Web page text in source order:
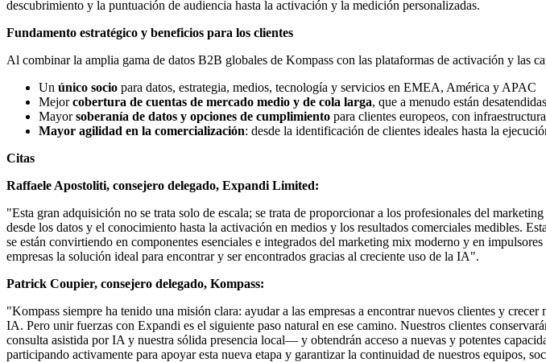
descubrimiento y la puntuación de audiencia hasta la activación y la medición personalizadas.
Fundamento estratégico y beneficios para los clientes
Al combinar la amplia gama de datos B2B globales de Kompass con las plataformas de activación y las
Un único socio para datos, estrategia, medios, tecnología y servicios en EMEA, América y APAC
Mejorcobertura de cuentas de mercado medio y de cola larga, que a menudo están
Mayorsoberanía de datos y opciones de cumplimiento para clientes europeos, con
Mayor agilidad en la comercialización: desde la identificación de clientes ideales hasta la
Citas
Raffaele Apostoliti, consejero delegado, Expandi Limited:
"Esta gran adquisición no se trata solo de escala; se trata de proporcionar a los profesionales del
desde los datos y el conocimiento hasta la activación en medios y los resultados comerciales medibles.
se están convirtiendo en componentes esenciales e integrados del marketing mix moderno y en
empresas la solución ideal para encontrar y ser encontrados gracias al creciente uso de la IA".
Patrick Coupier, consejero delegado, Kompass:
"Kompass siempre ha tenido una misión clara: ayudar a las empresas a encontrar nuevos clientes y
IA. Pero unir fuerzas con Expandi es el siguiente paso natural en ese camino. Nuestros clientes
consulta asistida por IA y nuestra sólida presencia local— y obtendrán acceso a nuevas y potentes
participando activamente para apoyar esta nueva etapa y garantizar la continuidad de nuestros equipos,